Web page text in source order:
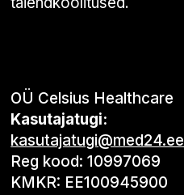
OÜ Celsius Healthcare
Kasutajatugi:
kasutajatugi@med24.ee
Reg kood: 10997069
KMKR: EE100945900